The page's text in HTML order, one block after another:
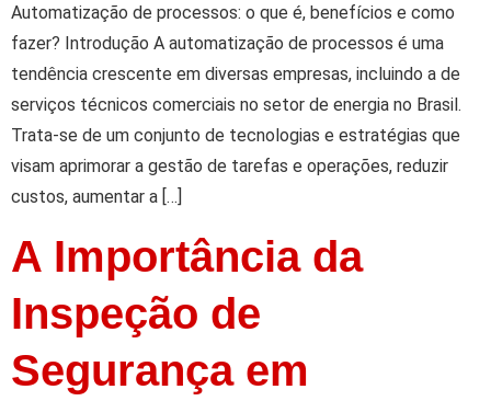
Automatização de processos: o que é, benefícios e como
fazer? Introdução A automatização de processos é uma
tendência crescente em diversas empresas, incluindo a de
serviços técnicos comerciais no setor de energia no Brasil.
Trata-se de um conjunto de tecnologias e estratégias que
visam aprimorar a gestão de tarefas e operações, reduzir
custos, aumentar a […]
A Importância da
Inspeção de
Segurança em